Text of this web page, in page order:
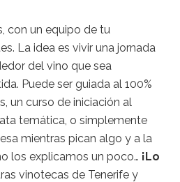
con un equipo de tu
La idea es vivir una jornada
del vino que sea
Puede ser guiada al 100%
un curso de iniciación al
temática, o simplemente
mientras pican algo y a la
los explicamos un poco… ¡Lo
vinotecas de Tenerife y